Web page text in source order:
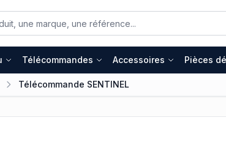
Télécommandes Accessoires Pièces
Télécommande SENTINEL